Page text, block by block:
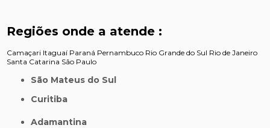
Regiões onde a atende :
Camaçari Itaguaí Paraná Pernambuco Rio Grande do Sul Rio de Janeiro
Santa Catarina São Paulo
São Mateus do Sul
Curitiba
Adamantina